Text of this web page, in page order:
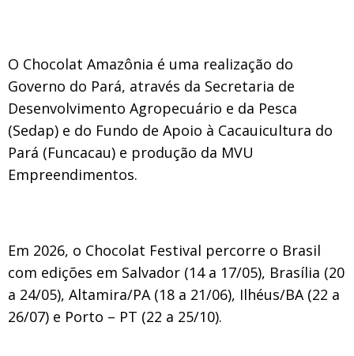
O Chocolat Amazônia é uma realização do
Governo do Pará, através da Secretaria de
Desenvolvimento Agropecuário e da Pesca
(Sedap) e do Fundo de Apoio à Cacauicultura do
Pará (Funcacau) e produção da MVU
Empreendimentos.
Em 2026, o Chocolat Festival percorre o Brasil
com edições em Salvador (14 a 17/05), Brasília (20
a 24/05), Altamira/PA (18 a 21/06), Ilhéus/BA (22 a
26/07) e Porto – PT (22 a 25/10).